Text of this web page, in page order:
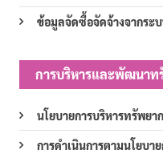
ข้อมูลจัดซื้อจัดจ้างจากระบ
การบริหารและพัฒนาท
นโยบายการบริหารทรัพยา
การดำเนินการตามนโยบา